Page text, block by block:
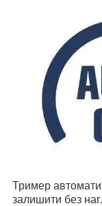
Тример
залишити без